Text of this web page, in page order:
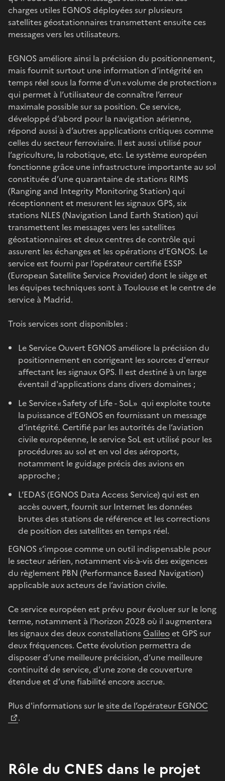
charges utiles EGNOS déployées sur plusieurs
satellites géostationnaires transmettent ensuite ces
messages vers les utilisateurs.
EGNOS améliore ainsi la précision du positionnement,
mais fournit surtout une information d’intégrité en
temps réel sous la forme d’un « volume de protection »
qui permet à l’utilisateur de connaître l’erreur
maximale possible sur sa position. Ce service,
développé d’abord pour la navigation aérienne,
répond aussi à d’autres applications critiques comme
celles du secteur ferroviaire. Il est aussi utilisé pour
l’agriculture, la robotique, etc. Le système européen
fonctionne grâce une infrastructure importante au sol
constituée d’une quarantaine de stations RIMS
(Ranging and Integrity Monitoring Station) qui
réceptionnent et mesurent les signaux GPS, six
stations NLES (Navigation Land Earth Station) qui
transmettent les messages vers les satellites
géostationnaires et deux centres de contrôle qui
assurent les échanges et les opérations d’EGNOS. Le
service est fourni par l’opérateur certifié ESSP
(European Satellite Service Provider) dont le siège et
les équipes techniques sont à Toulouse et le centre de
service à Madrid.
Trois services sont disponibles :
Le Service Ouvert EGNOS améliore la précision du
positionnement en corrigeant les sources d'erreur
affectant les signaux GPS. Il est destiné à un large
éventail d'applications dans divers domaines ;
Le Service « Safety of Life - SoL» qui exploite toute
la puissance d’EGNOS en fournissant un message
d’intégrité. Certifié par les autorités de l’aviation
civile européenne, le service SoL est utilisé pour les
procédures au sol et en vol des aéroports,
notamment le guidage précis des avions en
approche ;
L’EDAS (EGNOS Data Access Service) qui est en
accès ouvert, fournit sur Internet les données
brutes des stations de référence et les corrections
de position des satellites en temps réel.
EGNOS s’impose comme un outil indispensable pour
le secteur aérien, notamment vis-à-vis des exigences
du règlement PBN (Performance Based Navigation)
applicable aux acteurs de l’aviation civile.
Ce service européen est prévu pour évoluer sur le long
terme, notamment à l’horizon 2028 où il augmentera
les signaux des deux constellations Galileoet GPS sur
deux fréquences. Cette évolution permettra de
disposer d’une meilleure précision, d’une meilleure
continuité de service, d’une zone de couverture
étendue et d’une fiabilité encore accrue.
Plus d'informations sur lesite de l’opérateur EGNOC
.
Rôle du CNES dans le projet